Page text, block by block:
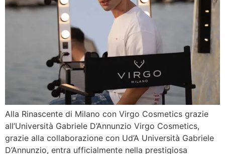
Alla Rinascente di Milano con Virgo Cosmetics grazie
all’Università Gabriele D’Annunzio Virgo Cosmetics,
grazie alla collaborazione con Ud’A Università Gabriele
D’Annunzio, entra ufficialmente nella prestigiosa